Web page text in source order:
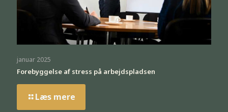
januar 2025
Forebyggelse af stress på arbejdspladsen
Læs mere